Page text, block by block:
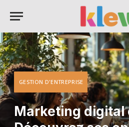
GESTION D'ENTREPRISE
Marketing digital